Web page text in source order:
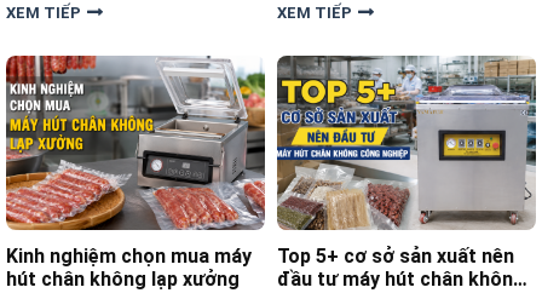
tận tâm, bảo hành và hỗ trợ kỹ
XEM TIẾP
lượng đóng gói sản phẩm.
XEM TIẾP
Kinh nghiệm chọn mua máy
hút chân không lạp xưởng
Top 5+ cơ sở sản xuất nên
đầu tư máy hút chân không